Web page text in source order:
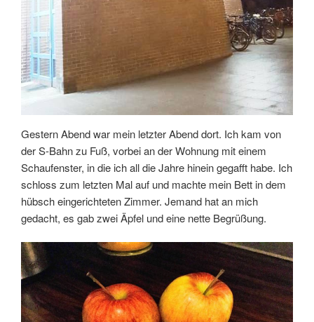
Gestern Abend war mein letzter Abend dort. Ich kam von
der S-Bahn zu Fuß, vorbei an der Wohnung mit einem
Schaufenster, in die ich all die Jahre hinein gegafft habe. Ich
schloss zum letzten Mal auf und machte mein Bett in dem
hübsch eingerichteten Zimmer. Jemand hat an mich
gedacht, es gab zwei Äpfel und eine nette Begrüßung.